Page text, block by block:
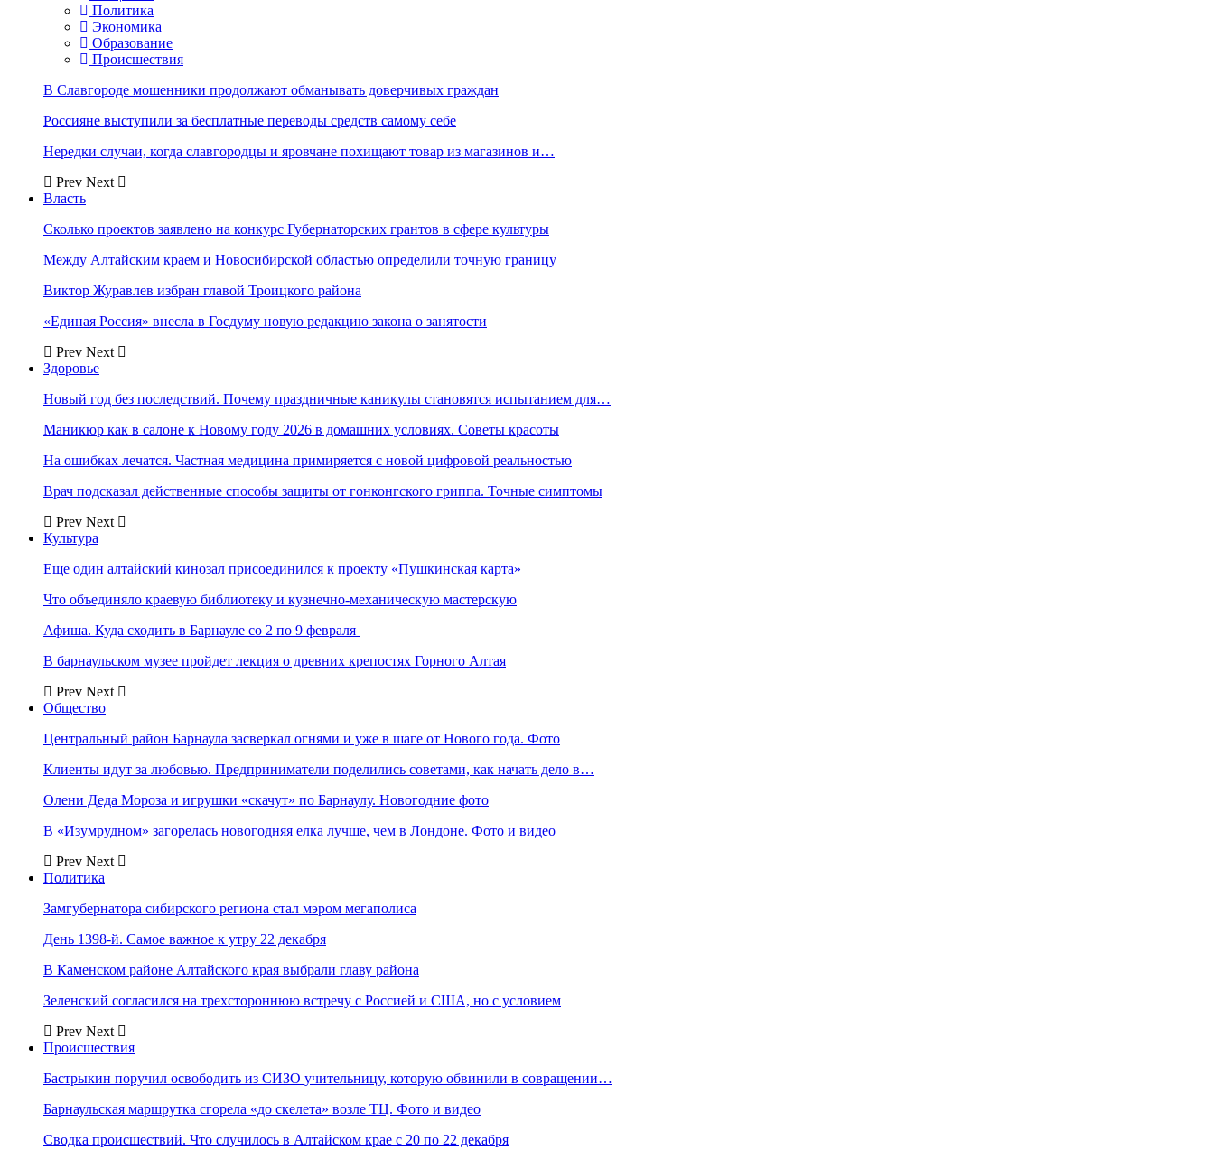
Политика
Экономика
Образование
Происшествия
В Славгороде мошенники продолжают обманывать доверчивых граждан
Россияне выступили за бесплатные переводы средств самому себе
Нередки случаи, когда славгородцы и яровчане похищают товар из магазинов и…
Prev Next
Власть
Сколько проектов заявлено на конкурс Губернаторских грантов в сфере культуры
Между Алтайским краем и Новосибирской областью определили точную границу
Виктор Журавлев избран главой Троицкого района
«Единая Россия» внесла в Госдуму новую редакцию закона о занятости
Prev Next
Здоровье
Новый год без последствий. Почему праздничные каникулы становятся испытанием для…
Маникюр как в салоне к Новому году 2026 в домашних условиях. Советы красоты
На ошибках лечатся. Частная медицина примиряется с новой цифровой реальностью
Врач подсказал действенные способы защиты от гонконгского гриппа. Точные симптомы
Prev Next
Культура
Еще один алтайский кинозал присоединился к проекту «Пушкинская карта»
Что объединяло краевую библиотеку и кузнечно-механическую мастерскую
Афиша. Куда сходить в Барнауле со 2 по 9 февраля
В барнаульском музее пройдет лекция о древних крепостях Горного Алтая
Prev Next
Общество
Центральный район Барнаула засверкал огнями и уже в шаге от Нового года. Фото
Клиенты идут за любовью. Предприниматели поделились советами, как начать дело в…
Олени Деда Мороза и игрушки «скачут» по Барнаулу. Новогодние фото
В «Изумрудном» загорелась новогодняя елка лучше, чем в Лондоне. Фото и видео
Prev Next
Политика
Замгубернатора сибирского региона стал мэром мегаполиса
День 1398-й. Самое важное к утру 22 декабря
В Каменском районе Алтайского края выбрали главу района
Зеленский согласился на трехстороннюю встречу с Россией и США, но с условием
Prev Next
Происшествия
Бастрыкин поручил освободить из СИЗО учительницу, которую обвинили в совращении…
Барнаульская маршрутка сгорела «до скелета» возле ТЦ. Фото и видео
Сводка происшествий. Что случилось в Алтайском крае с 20 по 22 декабря